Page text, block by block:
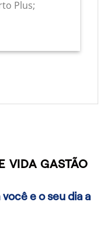
Plus;
VIDA GASTÃO
e o seu dia a